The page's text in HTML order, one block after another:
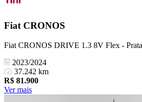
Fiat CRONOS
Fiat CRONOS DRIVE 1.3 8V Flex -
2023/2024
37.242 km
R$ 81.900
Ver mais